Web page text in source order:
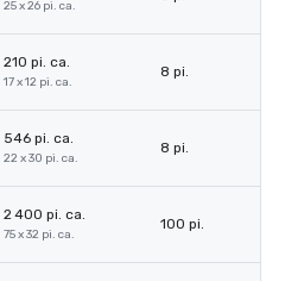
25 x 26 pi. ca.
210 pi. ca.
17 x 12 pi. ca.
8 pi.
546 pi. ca.
22 x 30 pi. ca.
8 pi.
2 400 pi. ca.
75 x 32 pi. ca.
100 pi.